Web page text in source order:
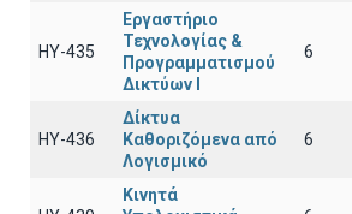
ΗΥ-435
Εργαστήριο
Τεχνολογίας &
Προγραμματισμού
Δικτύων Ι
6
ΗΥ-436
Δίκτυα
Καθοριζόμενα από
Λογισμικό
6
Κινητά